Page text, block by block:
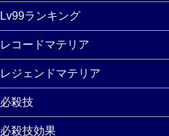
Lv99ランキング
レコードマテリア
レジェンドマテリア
必殺技
必殺技効果